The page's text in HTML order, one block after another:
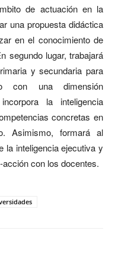
de actuación en la
una propuesta didáctica
en el conocimiento de
segundo lugar, trabajará
y secundaria para
con una dimensión
la inteligencia
concretas en
Asimismo, formará al
la inteligencia ejecutiva y
con los docentes.